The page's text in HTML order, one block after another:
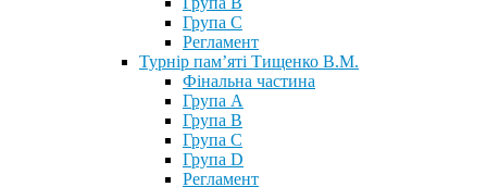
Група С
Регламент
Турнір пам’яті Тищенко В.М.
Фінальна частина
Група А
Група В
Група С
Група D
Регламент